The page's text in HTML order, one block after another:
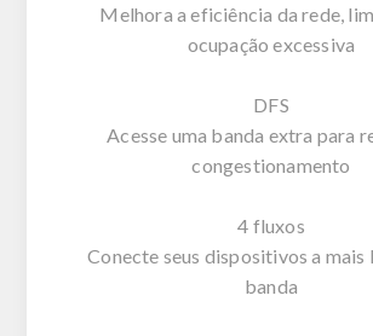
Melhora a eficiência da rede,
ocupação excessiva
DFS
Acesse uma banda extra para
congestionamento
4 fluxos
Conecte seus dispositivos a mais
banda